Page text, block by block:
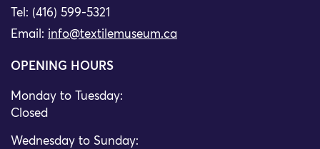
Tel: (416) 599-5321
Email: info@textilemuseum.ca
OPENING HOURS
Monday to Tuesday:
Closed
Wednesday to Sunday: